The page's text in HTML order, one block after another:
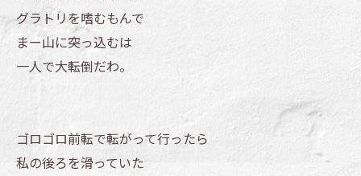
グラトリを嗜むもんで
まー山に突っ込むは
一人で大転倒だわ。
ゴロゴロ前転で転がって行ったら
私の後ろを滑っていた